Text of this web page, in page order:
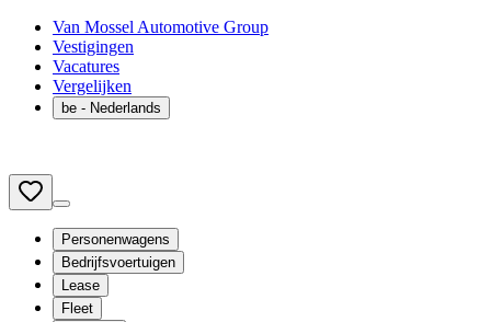
Van Mossel Automotive Group
Vestigingen
Vacatures
Vergelijken
be - Nederlands
Personenwagens
Bedrijfsvoertuigen
Lease
Fleet